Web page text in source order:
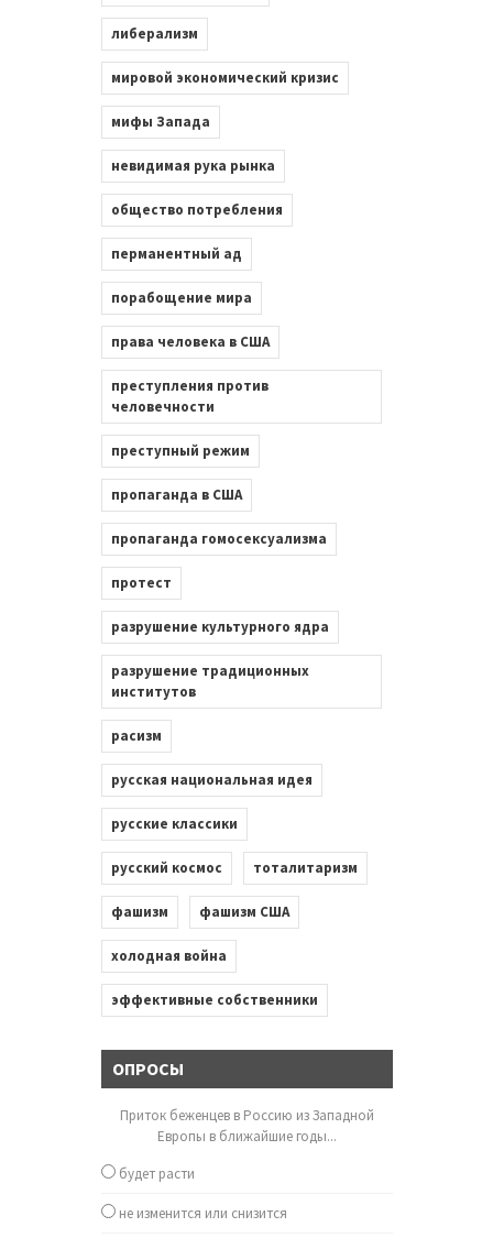
либерализм
мировой экономический кризис
мифы Запада
невидимая рука рынка
общество потребления
перманентный ад
порабощение мира
права человека в США
преступления против
человечности
преступный режим
пропаганда в США
пропаганда гомосексуализма
протест
разрушение культурного ядра
разрушение традиционных
институтов
расизм
русская национальная идея
русские классики
русский космос тоталитаризм
фашизм фашизм США
холодная война
эффективные собственники
ОПРОСЫ
Приток беженцев в Россию из Западной
Европы в ближайшие годы...
будет расти
не изменится или снизится